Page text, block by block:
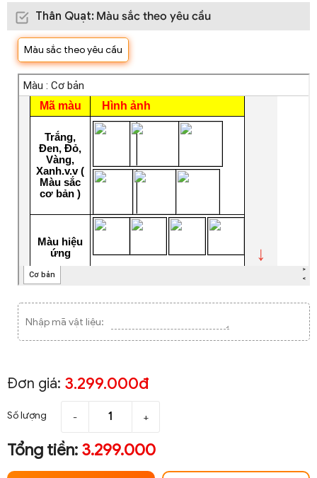
Thân Quạt: Màu sắc theo yêu cầu
Màu sắc theo yêu cầu
Nhập mã vật liệu:
Đơn giá: 3.299.000đ
Số lượng - +
Tổng tiền: 3.299.000